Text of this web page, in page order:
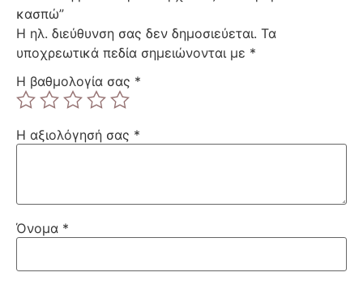
κασπώ”
Η ηλ. διεύθυνση σας δεν δημοσιεύεται. Τα
υποχρεωτικά πεδία σημειώνονται με *
Η βαθμολογία σας *
Η αξιολόγησή σας *
Όνομα *